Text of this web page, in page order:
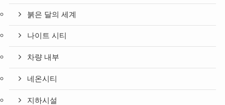
붉은 달의 세계
나이트 시티
차량 내부
네온시티
지하시설